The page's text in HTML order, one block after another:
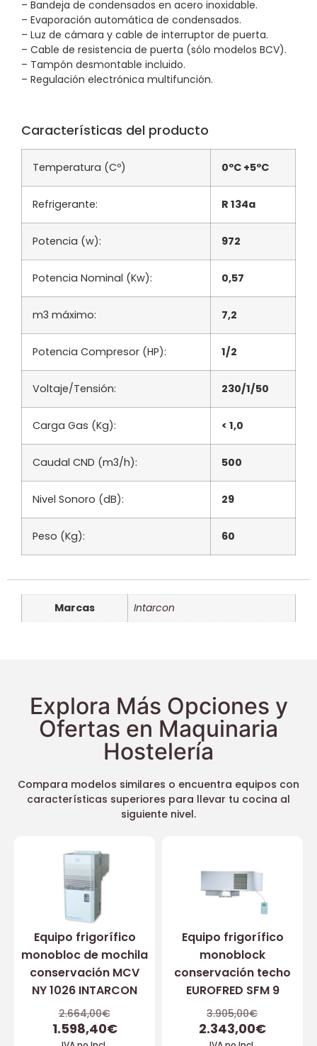
– Bandeja de condensados en acero inoxidable.
– Evaporación automática de condensados.
– Luz de cámara y cable de interruptor de puerta.
– Cable de resistencia de puerta (sólo modelos BCV).
– Tampón desmontable incluido.
– Regulación electrónica multifunción.
Características del producto
Temperatura (Cº) 0ºC +5ºC
Refrigerante: R 134a
Potencia (w): 972
Potencia Nominal (Kw): 0,57
m3 máximo: 7,2
Potencia Compresor (HP): 1/2
Voltaje/Tensión: 230/1/50
Carga Gas (Kg): < 1,0
Caudal CND (m3/h): 500
Nivel Sonoro (dB): 29
Peso (Kg): 60
Marcas Intarcon
Explora Más Opciones y
Ofertas en Maquinaria
Hostelería
Compara modelos similares o encuentra equipos con
características superiores para llevar tu cocina al
siguiente nivel.
Equipo frigorífico
monobloc de mochila
conservación MCV
NY 1026 INTARCON
2.664,00€
1.598,40€
Equipo frigorífico
monoblock
conservación techo
EUROFRED SFM 9
3.905,00€
2.343,00€